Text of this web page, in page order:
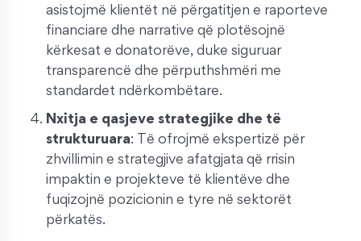
asistojmë klientët në përgatitjen e raporteve
financiare dhe narrative që plotësojnë
kërkesat e donatorëve, duke siguruar
transparencë dhe përputhshmëri me
standardet ndërkombëtare.
Nxitja e qasjeve strategjike dhe të
strukturuara: Të ofrojmë ekspertizë për
zhvillimin e strategjive afatgjata që rrisin
impaktin e projekteve të klientëve dhe
fuqizojnë pozicionin e tyre në sektorët
përkatës.